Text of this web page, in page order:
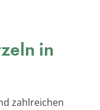
in
zahlreichen